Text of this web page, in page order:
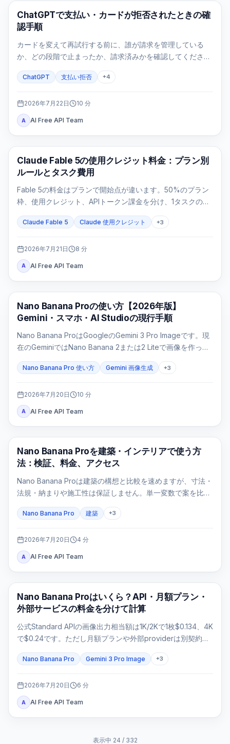
ChatGPT
ChatGPTで支払い・カードが拒否されたときの確
認手順
カードを変えて再試行する前に、誰が請求を管理している
か、どの段階で止まったか、請求済みかを確認してくださ
で安全に整理します。
ChatGPT 支払い拒否 +4
2026年7月22日 10 分
A AI Free API Team
Claude Code
Claude Fable 5の使用クレジット料金：プラン別
ルールとタスク費用
Fable 5の料金はプランで開始点が違います。50%のプラン
枠、使用クレジット、APIトークン課金を分け、1タスクの費
Claude Fable 5 Claude 使用クレジット +3
2026年7月21日 8 分
A AI Free API Team
AI 画像生成
Nano Banana Proの使い方【2026年版】
Gemini・スマホ・AI Studioの現行手順
Nano Banana ProはGoogleのGemini 3 Pro Imageです。現
在のGeminiではNano Banana 2または2 Liteで画像を作った
直接指定する入口はAI Studio/APIです。
Nano Banana Pro 使い方 Gemini 画像生成 +3
2026年7月20日 10 分
A AI Free API Team
AI画像生成
Nano Banana Proを建築・インテリアで使う方
法：検証、料金、アクセス
Nano Banana Proは建築の構想と比較を速めますが、寸法・
法規・納まりや施工性は保証しません。単一変数で案を比較
Nano Banana Pro 建築 +3
2026年7月20日 4 分
A AI Free API Team
AI画像生成
Nano Banana Proはいくら？API・月額プラン・
外部サービスの料金を分けて計算
公式Standard APIの画像出力相当額は1K/2Kで1枚$0.134、4K
で$0.24です。ただし月額プランや外部providerは別契約な
Nano Banana Pro Gemini 3 Pro Image +3
2026年7月20日 6 分
A AI Free API Team
表示中 24 / 332